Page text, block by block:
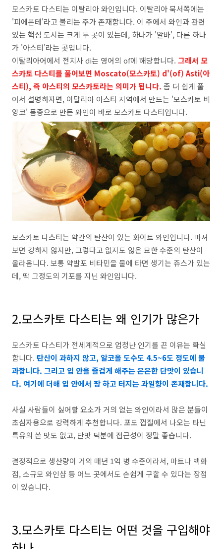
모스카토 다스티는 이탈리아 와인입니다. 이탈리아 북서쪽에는
'피에몬테'라고 불리는 주가 존재합니다. 이 주에서 와인과 관련
있는 핵심 도시는 크게 두 곳이 있는데, 하나가 '알바', 다른 하나
가 '아스티'라는 곳입니다.
이탈리아어에서 전치사di는 영어의 of에 해당합니다. 그래서 모
스카토 다스티를 풀어보면 Moscato(모스카토) d'(of) Asti(아
스티), 즉 아스티의 모스카토라는 의미가 됩니다. 좀 더 쉽게 풀
어서 설명하자면, 이탈리아 아스티 지역에서 만드는 '모스카토 비
앙코' 품종으로 만든 와인이 바로 모스카토 다스티입니다.
모스카토 다스티는 약간의 탄산이 있는 화이트 와인입니다. 마셔
보면 강하지 않지만,그렇다고 없지도 않은 묘한 수준의 탄산이
올라옵니다. 보통 약발포 비타민을 물에 타면 생기는 쥬스가 있는
데, 딱 그정도의 기포를 지닌 와인입니다.
2.모스카토 다스티는 왜 인기가 많은가
모스카토 다스티가 전세계적으로 엄청난 인기를 끈 이유는 확실
합니다. 탄산이 과하지 않고, 알코올 도수도 4.5~6도 정도에 불
과합니다. 그리고 입 안을 즐겁게 해주는 은은한 단맛이 있습니
다. 여기에 더해 입 안에서 팡 하고 터지는 과일향이 존재합니다.
사실 사람들이 싫어할 요소가 거의 없는 와인이라서 많은 분들이
초심자용으로 강력하게 추천합니다. 포도 껍질에서 나오는 타닌
특유의 쓴 맛도 없고, 단맛 덕분에 접근성이 정말 좋습니다.
결정적으로 생산량이 거의 매년 1억 병 수준이라서, 마트나 백화
점, 소규모 와인샵 등 어느 곳에서도 손쉽게 구할 수 있다는 장점
이 있습니다.
3.모스카토 다스티는 어떤 것을 구입해야